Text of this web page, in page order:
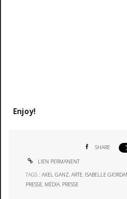
Enjoy!
SHARE
LIEN PERMANENT
TAGS :AXEL GANZ,ARTE, ISABELLE
PRESSE, MÉDIA, PRESSE